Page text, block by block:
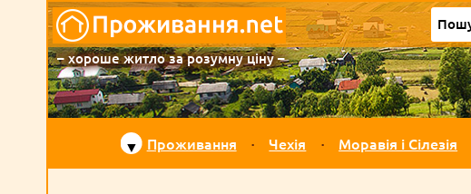
– хороше житло за розумну ціну –
▼ Проживання Чехія Моравія і Сілезія